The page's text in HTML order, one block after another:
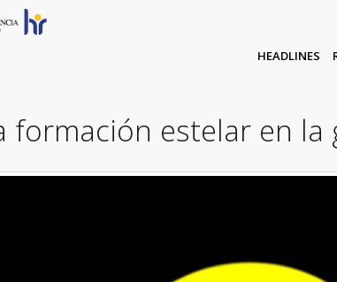
HEADLINES
formación estelar en la